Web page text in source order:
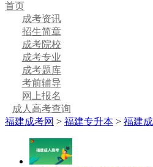
首页
成考资讯
招生简章
成考院校
成考专业
成考题库
考前辅导
网上报名
成人高考查询
福建成考网 > 福建专升本 > 福建